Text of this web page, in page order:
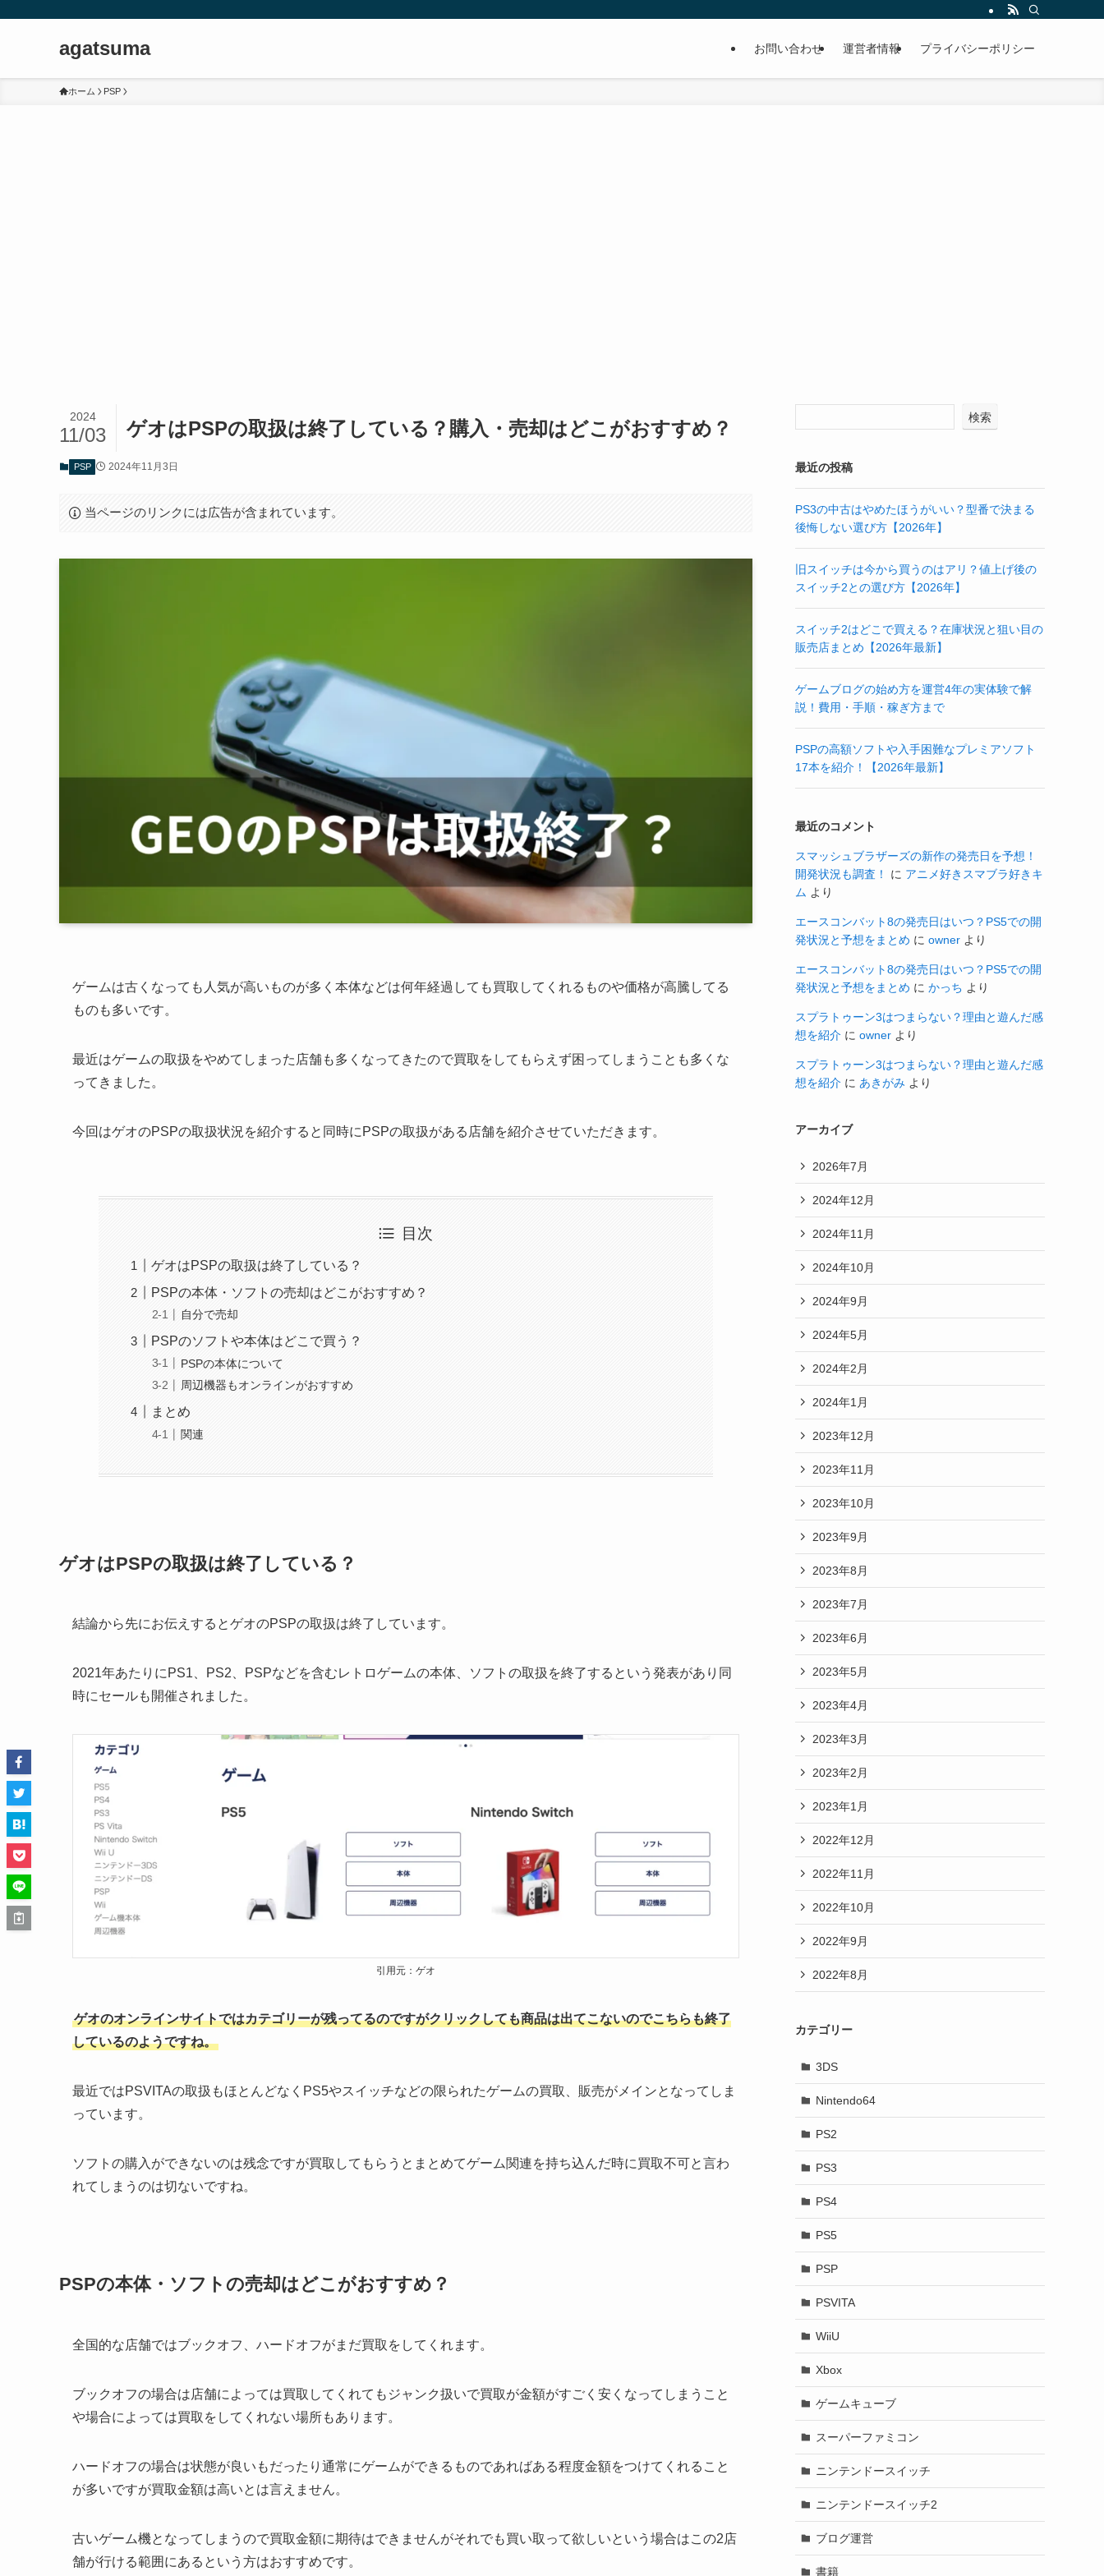
agatsuma お問い合わせ 運営者情報 プライバシーポリシー
ホーム PSP
ゲオはPSPの取扱は終了している？購入・売却はどこがおすすめ？
2024
11/03
PSP 2024年11月3日
当ページのリンクには広告が含まれています。
ゲームは古くなっても人気が高いものが多く本体などは何年経過しても買取してくれるものや価格が高騰してる
ものも多いです。
最近はゲームの取扱をやめてしまった店舗も多くなってきたので買取をしてもらえず困ってしまうことも多くな
ってきました。
今回はゲオのPSPの取扱状況を紹介すると同時にPSPの取扱がある店舗を紹介させていただきます。
目次
ゲオはPSPの取扱は終了している？
PSPの本体・ソフトの売却はどこがおすすめ？
自分で売却
PSPのソフトや本体はどこで買う？
PSPの本体について
周辺機器もオンラインがおすすめ
まとめ
関連
ゲオはPSPの取扱は終了している？
結論から先にお伝えするとゲオのPSPの取扱は終了しています。
2021年あたりにPS1、PS2、PSPなどを含むレトロゲームの本体、ソフトの取扱を終了するという発表があり同
時にセールも開催されました。
引用元：ゲオ
ゲオのオンラインサイトではカテゴリーが残ってるのですがクリックしても商品は出てこないのでこちらも終了
しているのようですね。
最近ではPSVITAの取扱もほとんどなくPS5やスイッチなどの限られたゲームの買取、販売がメインとなってしま
っています。
ソフトの購入ができないのは残念ですが買取してもらうとまとめてゲーム関連を持ち込んだ時に買取不可と言わ
れてしまうのは切ないですね。
PSPの本体・ソフトの売却はどこがおすすめ？
全国的な店舗ではブックオフ、ハードオフがまだ買取をしてくれます。
ブックオフの場合は店舗によっては買取してくれてもジャンク扱いで買取が金額がすごく安くなってしまうこと
や場合によっては買取をしてくれない場所もあります。
ハードオフの場合は状態が良いもだったり通常にゲームができるものであればある程度金額をつけてくれること
が多いですが買取金額は高いとは言えません。
古いゲーム機となってしまうので買取金額に期待はできませんがそれでも買い取って欲しいという場合はこの2店
舗が行ける範囲にあるという方はおすすめです。
検索
最近の投稿
PS3の中古はやめたほうがいい？型番で決まる
後悔しない選び方【2026年】
旧スイッチは今から買うのはアリ？値上げ後の
スイッチ2との選び方【2026年】
スイッチ2はどこで買える？在庫状況と狙い目の
販売店まとめ【2026年最新】
ゲームブログの始め方を運営4年の実体験で解
説！費用・手順・稼ぎ方まで
PSPの高額ソフトや入手困難なプレミアソフト
17本を紹介！【2026年最新】
最近のコメント
スマッシュブラザーズの新作の発売日を予想！
開発状況も調査！
に アニメ好きスマブラ好きキ
ム より
エースコンバット8の発売日はいつ？PS5での開
発状況と予想をまとめ に owner より
エースコンバット8の発売日はいつ？PS5での開
発状況と予想をまとめ に かっち より
スプラトゥーン3はつまらない？理由と遊んだ感
想を紹介 に owner より
スプラトゥーン3はつまらない？理由と遊んだ感
想を紹介 に あきがみ より
アーカイブ
2026年7月
2024年12月
2024年11月
2024年10月
2024年9月
2024年5月
2024年2月
2024年1月
2023年12月
2023年11月
2023年10月
2023年9月
2023年8月
2023年7月
2023年6月
2023年5月
2023年4月
2023年3月
2023年2月
2023年1月
2022年12月
2022年11月
2022年10月
2022年9月
2022年8月
カテゴリー
3DS
Nintendo64
PS2
PS3
PS4
PS5
PSP
PSVITA
WiiU
Xbox
ゲームキューブ
スーパーファミコン
ニンテンドースイッチ
ニンテンドースイッチ2
ブログ運営
書籍